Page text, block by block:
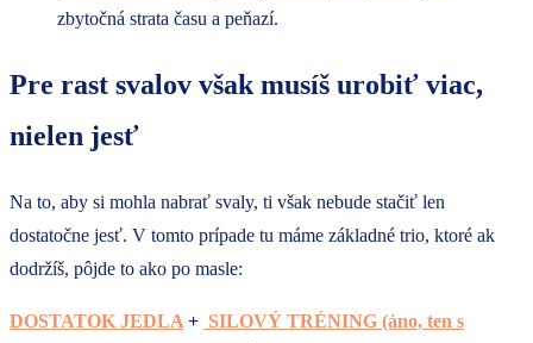
zbytočná strata času a peňazí.
Pre rast svalov však musíš urobiť viac,
nielen jesť
Na to, aby si mohla nabrať svaly, ti však nebude stačiť len
dostatočne jesť. V tomto prípade tu máme základné trio, ktoré ak
dodržíš, pôjde to ako po masle:
DOSTATOK JEDLA + SILOVÝ TRÉNING (áno, ten s